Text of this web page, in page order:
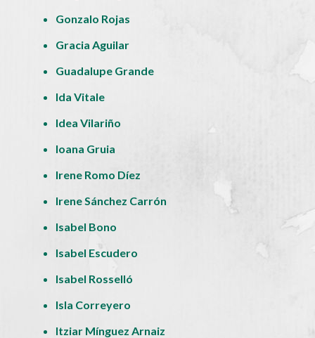
Gonzalo Rojas
Gracia Aguilar
Guadalupe Grande
Ida Vitale
Idea Vilariño
Ioana Gruia
Irene Romo Díez
Irene Sánchez Carrón
Isabel Bono
Isabel Escudero
Isabel Rosselló
Isla Correyero
Itziar Mínguez Arnaiz